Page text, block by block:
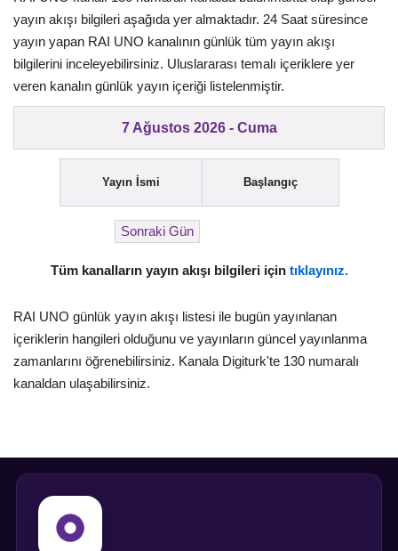
yayın akışı bilgileri aşağıda yer almaktadır. 24 Saat süresince
yayın yapan RAI UNO kanalının günlük tüm yayın akışı
bilgilerini inceleyebilirsiniz. Uluslararası temalı içeriklere yer
veren kanalın günlük yayın içeriği listelenmiştir.
7 Ağustos 2026 - Cuma
Yayın İsmi Başlangıç
Tüm kanalların yayın akışı bilgileri için tıklayınız.
RAI UNO günlük yayın akışı listesi ile bugün yayınlanan
içeriklerin hangileri olduğunu ve yayınların güncel yayınlanma
zamanlarını öğrenebilirsiniz. Kanala Digiturk'te 130 numaralı
kanaldan ulaşabilirsiniz.